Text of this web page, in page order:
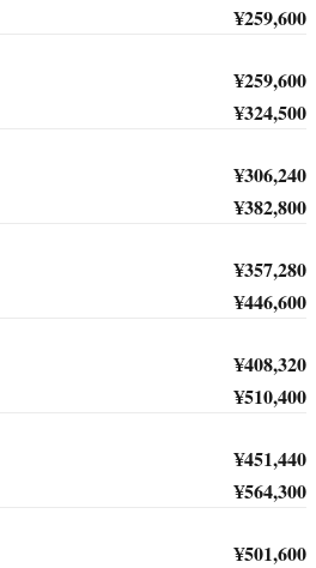
¥259,600
¥259,600
¥324,500
¥306,240
¥382,800
¥357,280
¥446,600
¥408,320
¥510,400
¥451,440
¥564,300
¥501,600